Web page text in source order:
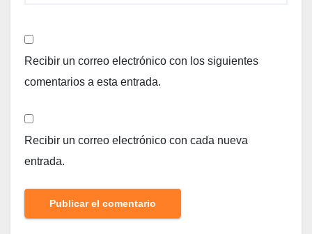
Recibir un correo electrónico con los siguientes
comentarios a esta entrada.
Recibir un correo electrónico con cada nueva
entrada.